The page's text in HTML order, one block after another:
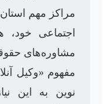
مراکز مهم استان
اجتماعی خود،
مشاوره‌های
مفهوم «وکیل
نوین به این